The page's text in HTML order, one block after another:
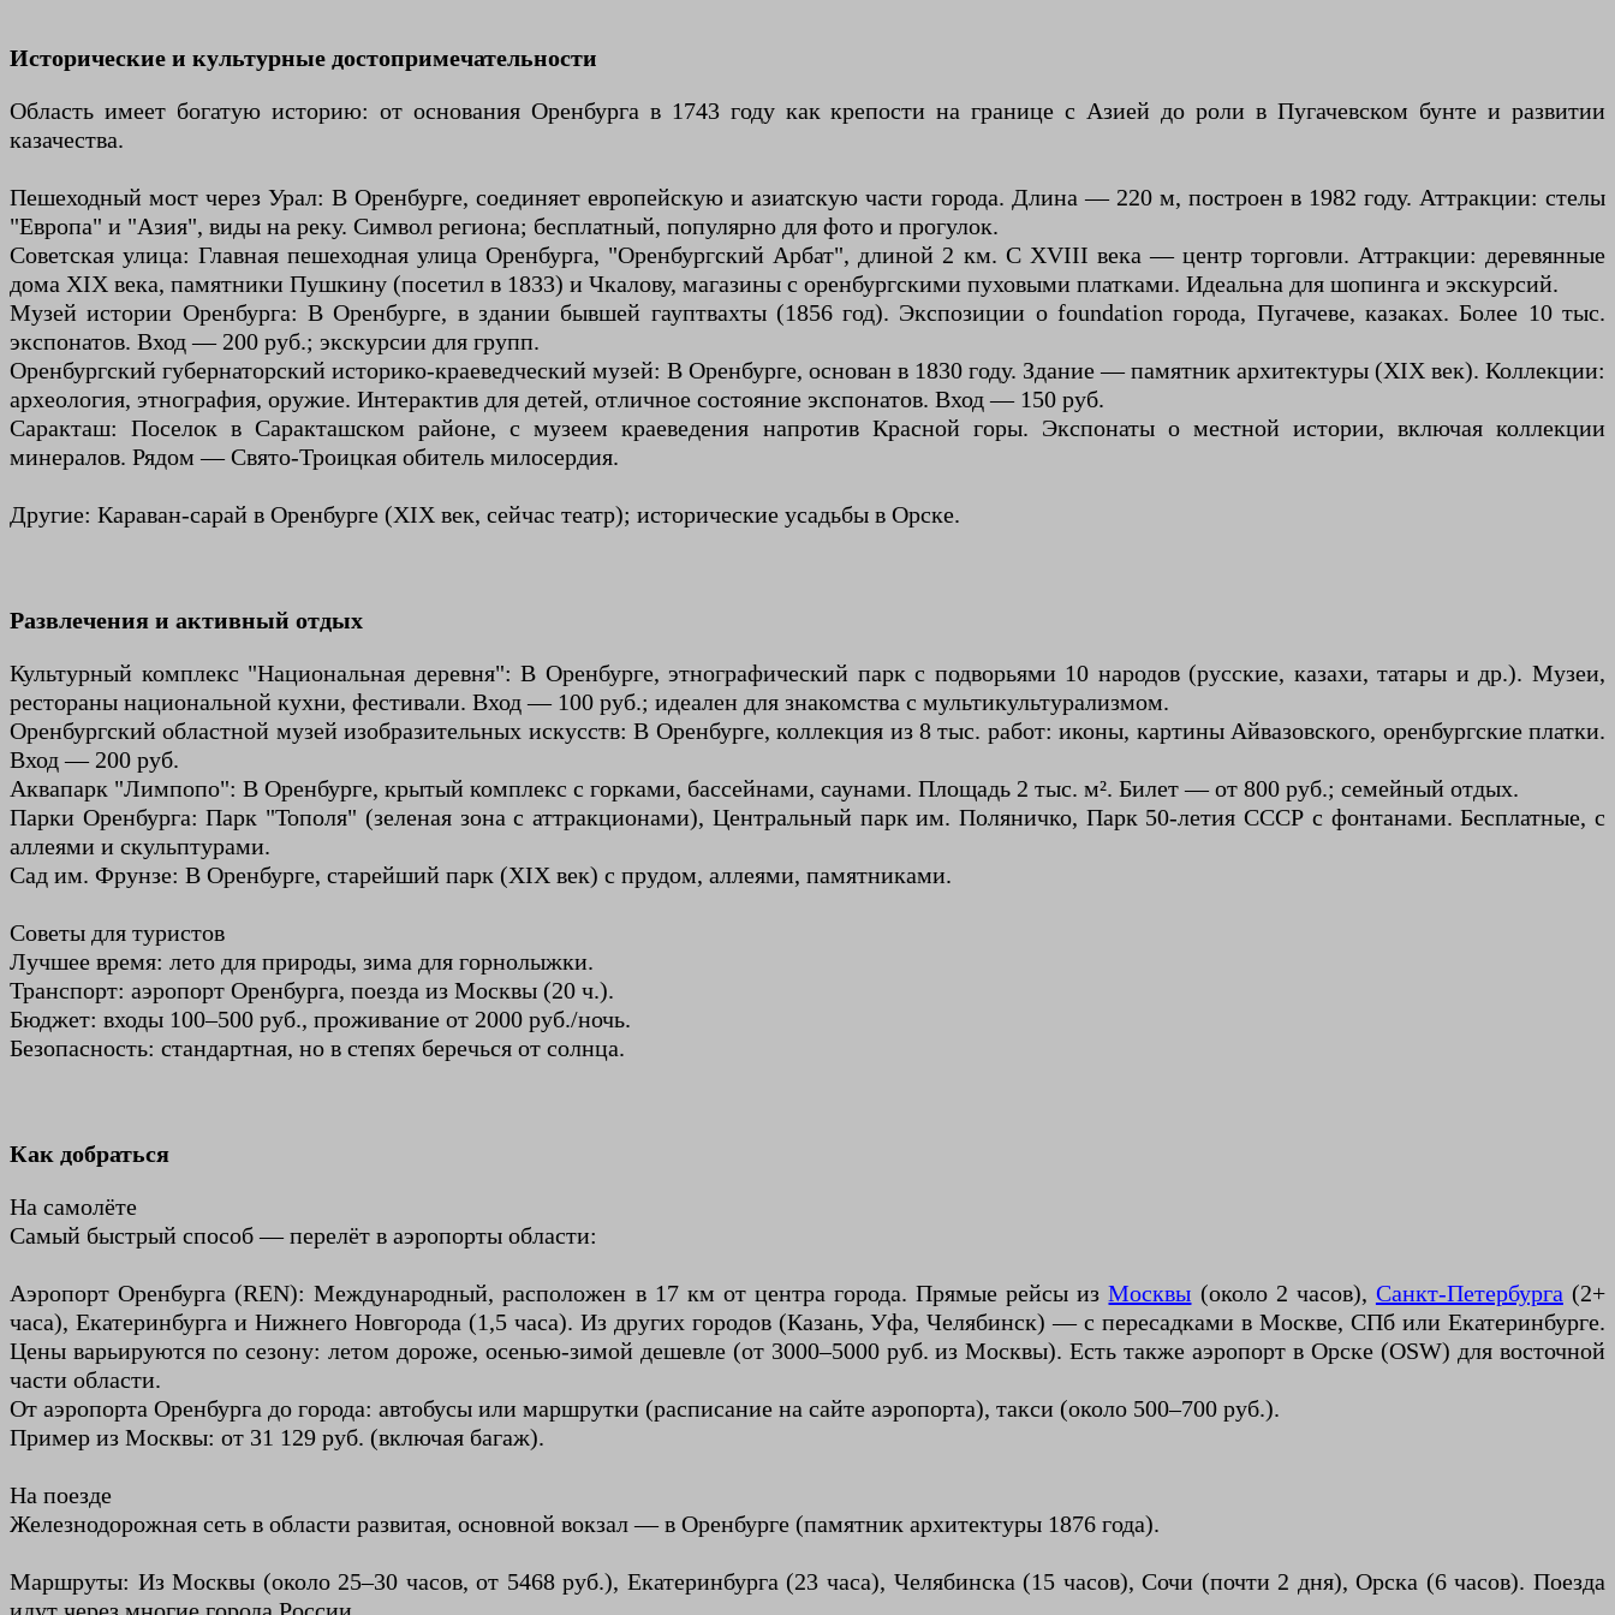
Исторические и культурные достопримечательности
Область имеет богатую историю: от основания Оренбурга в 1743 году как крепости на границе с Азией до роли в Пугачевском бунте и развитии
казачества.
Пешеходный мост через Урал: В Оренбурге, соединяет европейскую и азиатскую части города. Длина — 220 м, построен в 1982 году. Аттракции: стелы
"Европа" и "Азия", виды на реку. Символ региона; бесплатный, популярно для фото и прогулок.
Советская улица: Главная пешеходная улица Оренбурга, "Оренбургский Арбат", длиной 2 км. С XVIII века — центр торговли. Аттракции: деревянные
дома XIX века, памятники Пушкину (посетил в 1833) и Чкалову, магазины с оренбургскими пуховыми платками. Идеальна для шопинга и экскурсий.
Музей истории Оренбурга: В Оренбурге, в здании бывшей гауптвахты (1856 год). Экспозиции о foundation города, Пугачеве, казаках. Более 10 тыс.
экспонатов. Вход — 200 руб.; экскурсии для групп.
Оренбургский губернаторский историко-краеведческий музей: В Оренбурге, основан в 1830 году. Здание — памятник архитектуры (XIX век). Коллекции:
археология, этнография, оружие. Интерактив для детей, отличное состояние экспонатов. Вход — 150 руб.
Саракташ: Поселок в Саракташском районе, с музеем краеведения напротив Красной горы. Экспонаты о местной истории, включая коллекции
минералов. Рядом — Свято-Троицкая обитель милосердия.
Другие: Караван-сарай в Оренбурге (XIX век, сейчас театр); исторические усадьбы в Орске.
Развлечения и активный отдых
Культурный комплекс "Национальная деревня": В Оренбурге, этнографический парк с подворьями 10 народов (русские, казахи, татары и др.). Музеи,
рестораны национальной кухни, фестивали. Вход — 100 руб.; идеален для знакомства с мультикультурализмом.
Оренбургский областной музей изобразительных искусств: В Оренбурге, коллекция из 8 тыс. работ: иконы, картины Айвазовского, оренбургские платки.
Вход — 200 руб.
Аквапарк "Лимпопо": В Оренбурге, крытый комплекс с горками, бассейнами, саунами. Площадь 2 тыс. м². Билет — от 800 руб.; семейный отдых.
Парки Оренбурга: Парк "Тополя" (зеленая зона с аттракционами), Центральный парк им. Поляничко, Парк 50-летия СССР с фонтанами. Бесплатные, с
аллеями и скульптурами.
Сад им. Фрунзе: В Оренбурге, старейший парк (XIX век) с прудом, аллеями, памятниками.
Советы для туристов
Лучшее время: лето для природы, зима для горнолыжки.
Транспорт: аэропорт Оренбурга, поезда из Москвы (20 ч.).
Бюджет: входы 100–500 руб., проживание от 2000 руб./ночь.
Безопасность: стандартная, но в степях беречься от солнца.
Как добраться
На самолёте
Самый быстрый способ — перелёт в аэропорты области:
Аэропорт Оренбурга (REN): Международный, расположен в 17 км от центра города. Прямые рейсы изМосквы (около 2 часов), Санкт-Петербурга (2+
часа), Екатеринбурга и Нижнего Новгорода (1,5 часа). Из других городов (Казань, Уфа, Челябинск) — с пересадками в Москве, СПб или Екатеринбурге.
Цены варьируются по сезону: летом дороже, осенью-зимой дешевле (от 3000–5000 руб. из Москвы). Есть также аэропорт в Орске (OSW) для восточной
части области.
От аэропорта Оренбурга до города: автобусы или маршрутки (расписание на сайте аэропорта), такси (около 500–700 руб.).
Пример из Москвы: от 31 129 руб. (включая багаж).
На поезде
Железнодорожная сеть в области развитая, основной вокзал — в Оренбурге (памятник архитектуры 1876 года).
Маршруты: Из Москвы (около 25–30 часов, от 5468 руб.), Екатеринбурга (23 часа), Челябинска (15 часов), Сочи (почти 2 дня), Орска (6 часов). Поезда